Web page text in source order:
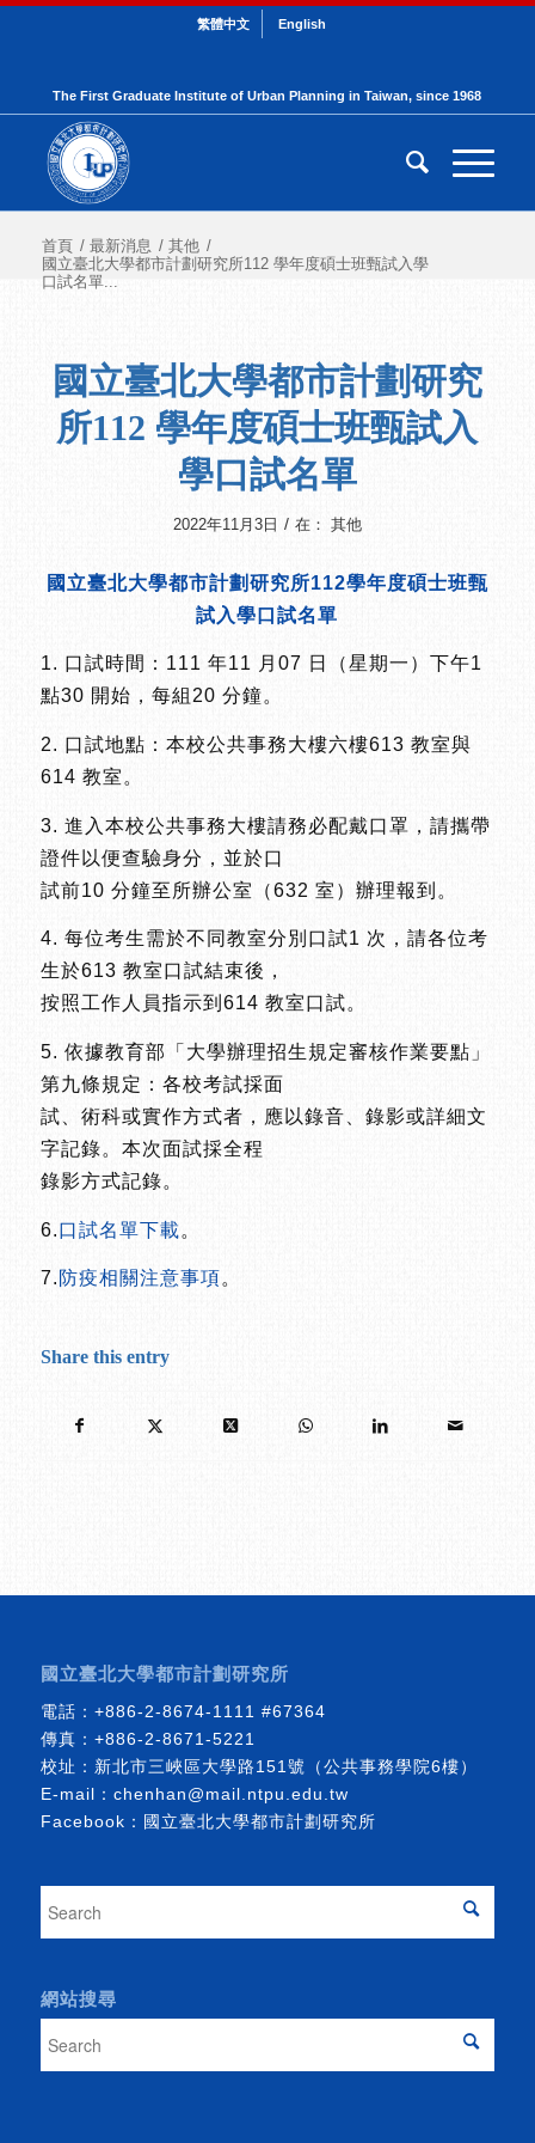
繁體中文 English
The First Graduate Institute of Urban Planning in Taiwan, since 1968
首頁 / 最新消息 / 其他 /
國立臺北大學都市計劃研究所112 學年度碩士班甄試入學
口試名單...
國立臺北大學都市計劃研究
所112 學年度碩士班甄試入
學口試名單
2022年11月3日 / 在： 其他
國立臺北大學都市計劃研究所112學年度碩士班甄
試入學口試名單
1. 口試時間：111 年11 月07 日（星期一）下午1
點30 開始，每組20 分鐘。
2. 口試地點：本校公共事務大樓六樓613 教室與
614 教室。
3. 進入本校公共事務大樓請務必配戴口罩，請攜帶
證件以便查驗身分，並於口
試前10 分鐘至所辦公室（632 室）辦理報到。
4. 每位考生需於不同教室分別口試1 次，請各位考
生於613 教室口試結束後，
按照工作人員指示到614 教室口試。
5. 依據教育部「大學辦理招生規定審核作業要點」
第九條規定：各校考試採面
試、術科或實作方式者，應以錄音、錄影或詳細文
字記錄。本次面試採全程
錄影方式記錄。
6.口試名單下載。
7. 防疫相關注意事項。
Share this entry
國立臺北大學都市計劃研究所
電話： +886-2-8674-1111 #67364
傳真：+886-2-8671-5221
校址：新北市三峽區大學路151號（公共事務學院6樓）
E-mail： chenhan@mail.ntpu.edu.tw
Facebook： 國立臺北大學都市計劃研究所
網站搜尋